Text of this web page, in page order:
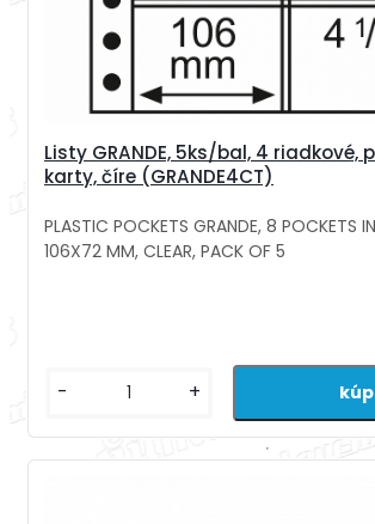
Listy GRANDE, 5ks/bal, 4 riadkové,
karty, číre (GRANDE4CT)
PLASTIC POCKETS GRANDE, 8 POCKETS
106X72 MM, CLEAR, PACK OF 5
- +